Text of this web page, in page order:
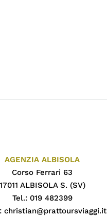
AGENZIA ALBISOLA
Corso Ferrari 63
17011 ALBISOLA S. (SV)
Tel.: 019 482399
christian@prattoursviaggi.it